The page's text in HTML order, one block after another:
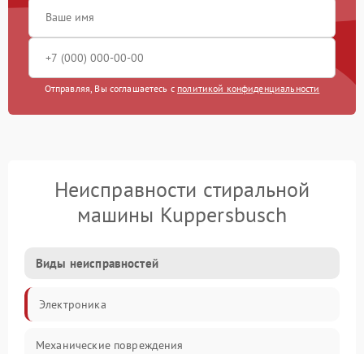
Отправляя, Вы соглашаетесь с политикой конфиденциальности
Неисправности стиральной
машины Kuppersbusch
Виды неисправностей
Электроника
Механические повреждения